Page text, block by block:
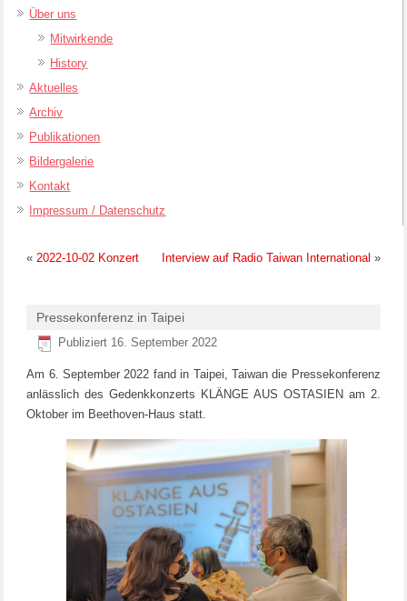
Über uns
Mitwirkende
History
Aktuelles
Archiv
Publikationen
Bildergalerie
Kontakt
Impressum / Datenschutz
«2022-10-02 Konzert Interview auf Radio Taiwan International »
Pressekonferenz in Taipei
Publiziert 16. September 2022
Am 6. September 2022 fand in Taipei, Taiwan die Pressekonferenz
anlässlich des Gedenkkonzerts KLÄNGE AUS OSTASIEN am 2.
Oktober im Beethoven-Haus statt.